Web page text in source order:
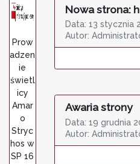
Prow
adzen
ie
świetl
icy
Amar
o
Stryc
hos w
SP 16
Nowa strona:
Data: 13 stycznia
Autor:
Awaria strony
Data: 19 grudnia
Autor: